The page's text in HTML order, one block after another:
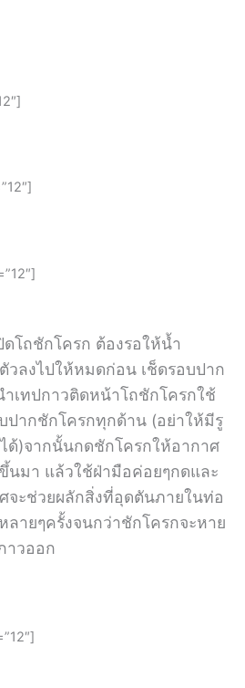
โถชักโครก ต้องรอให้น้ำ
วลงไปให้หมดก่อน เช็ดรอบปาก
เทปกาวติดหน้าโถชักโครกใช้
ปากชักโครกทุกด้าน (อย่าให้มีรู
ด้)จากนั้นกดชักโครกให้อากาศ
นมา แล้วใช้ฝ่ามือค่อยๆกดและ
จะช่วยผลักสิ่งที่อุดตันภายในท่อ
ายๆครั้งจนกว่าชักโครกจะหาย
าวออก